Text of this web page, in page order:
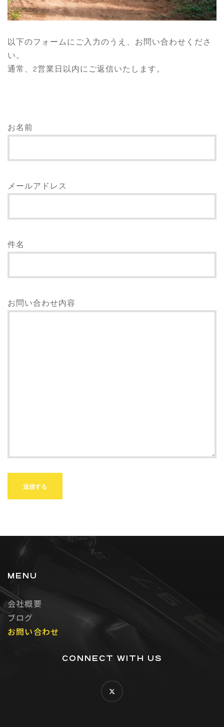
以下のフォームにご入力のうえ、お問い合わせくださ
い。
通常、2営業日以内にご返信いたします。
お名前
メールアドレス
件名
お問い合わせ内容
MENU
会社概要
ブログ
お問い合わせ
CONNECT WITH US